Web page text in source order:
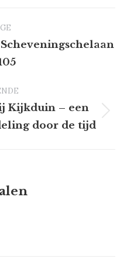
Next
Kijkduin – een
door de tijd